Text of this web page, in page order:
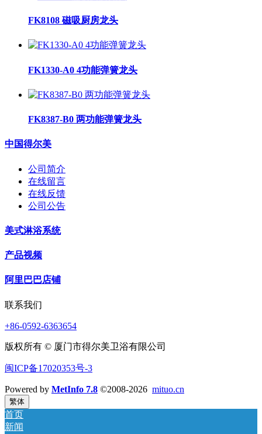
FK8108 磁吸厨房龙头
FK1330-A0 4功能弹簧龙头
FK8387-B0 两功能弹簧龙头
中国得尔美
公司简介
在线留言
在线反馈
公司公告
美式淋浴系统
产品视频
阿里巴巴店铺
联系我们
+86-0592-6363654
版权所有 © 厦门市得尔美卫浴有限公司
闽ICP备17020353号-3
Powered by MetInfo 7.8 ©2008-2026 mituo.cn
繁体
首页
新闻